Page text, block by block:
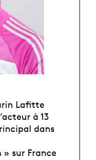
Lafitte
à 13
dans
» sur France